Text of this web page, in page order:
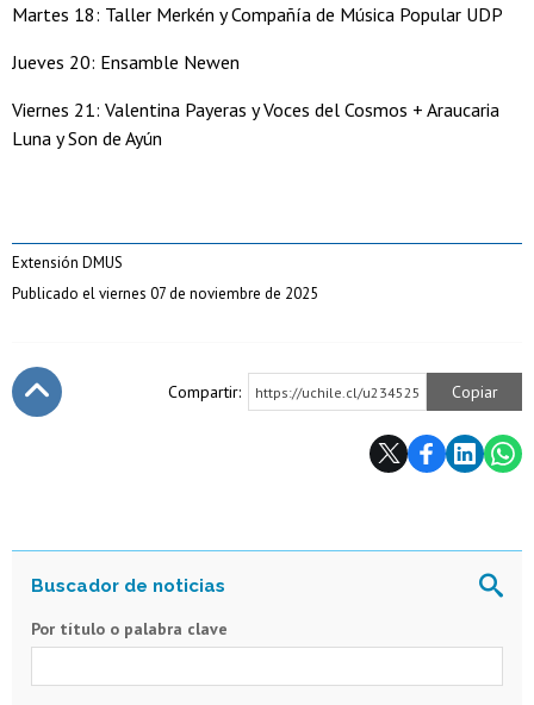
Martes 18: Taller Merkén y Compañía de Música Popular UDP
Jueves 20: Ensamble Newen
Viernes 21: Valentina Payeras y Voces del Cosmos + Araucaria
Luna y Son de Ayún
Extensión DMUS
Publicado el viernes 07 de noviembre de 2025
Compartir: https://uchile.cl/u234525 Copiar
Por título o palabra clave